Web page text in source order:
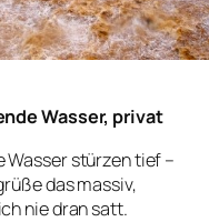
Wasser, privat
Wasser stürzen tief –
das massiv,
nie dran satt.